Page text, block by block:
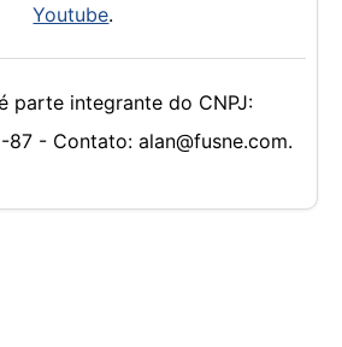
Youtube.
parte integrante do CNPJ:
87 - Contato: alan@fusne.com.